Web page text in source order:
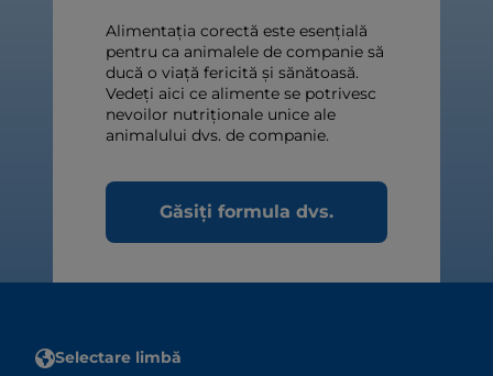
Alimentația corectă este esențială
pentru ca animalele de companie să
ducă o viață fericită și sănătoasă.
Vedeți aici ce alimente se potrivesc
nevoilor nutriționale unice ale
animalului dvs. de companie.
Găsiți formula dvs.
Selectare limbă